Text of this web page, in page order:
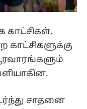
காட்சிகள்,
சாதனை